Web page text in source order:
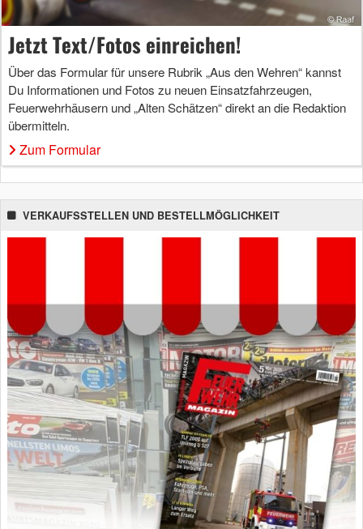
Jetzt Text/Fotos einreichen!
Über das Formular für unsere Rubrik „Aus den Wehren“ kannst
Du Informationen und Fotos zu neuen Einsatzfahrzeugen,
Feuerwehrhäusern und „Alten Schätzen“ direkt an die Redaktion
übermitteln.
Zum Formular
VERKAUFSSTELLEN UND BESTELLMÖGLICHKEIT